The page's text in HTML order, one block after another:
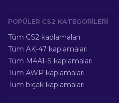
POPÜLER CS2 KATEGORILERI
Tüm CS2 kaplamaları
Tüm AK-47 kaplamaları
Tüm M4A1-S kaplamaları
Tüm AWP kaplamaları
Tüm bıçak kaplamaları